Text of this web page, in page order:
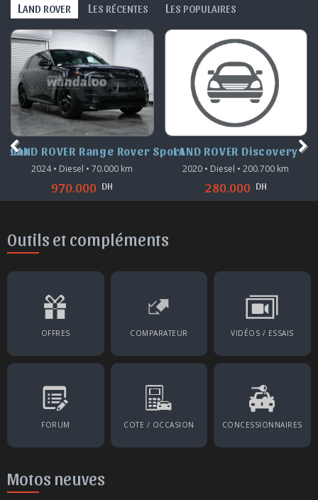
LAND ROVER L ES RÉCENTES L ES POPULAIRES
Velar
LAND ROVER Range Rover Sport
2024 • Diesel • 70.000 km
970.000 DH
LAND ROVER Discovery
2020 • Diesel • 200.700 km
280.000 DH
Outils et compléments
OFFRES COMPARATEUR VIDÉOS / ESSAIS
FORUM COTE / OCCASION CONCESSIONNAIRES
Motos neuves